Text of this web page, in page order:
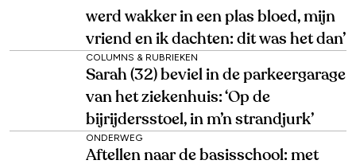
werd wakker in een plas bloed, mijn
vriend en ik dachten: dit was het dan’
COLUMNS & RUBRIEKEN
Sarah (32) beviel in de parkeergarage
van het ziekenhuis: ‘Op de
bijrijdersstoel, in m’n strandjurk’
ONDERWEG
Aftellen naar de basisschool: met